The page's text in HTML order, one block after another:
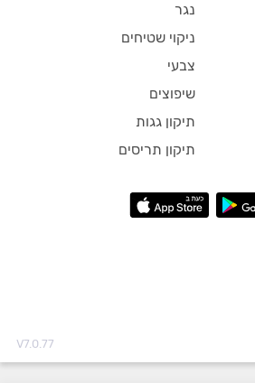
נגר
ניקוי שטיחים
צבעי
שיפוצים
תיקון גגות
תיקון תריסים
V7.0.77